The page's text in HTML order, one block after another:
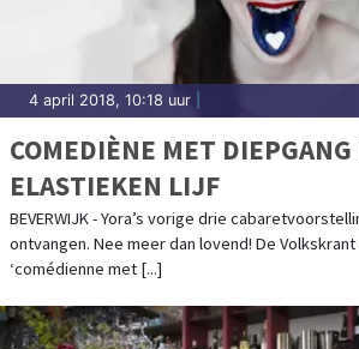
4 april 2018, 10:18 uur
COMEDIÈNE MET DIEPGANG
ELASTIEKEN LIJF
BEVERWIJK - Yora’s vorige drie
ontvangen. Nee meer dan lovend! De
‘comédienne met [...]